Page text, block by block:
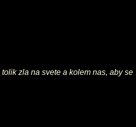
zla na svete a kolem nas, aby se